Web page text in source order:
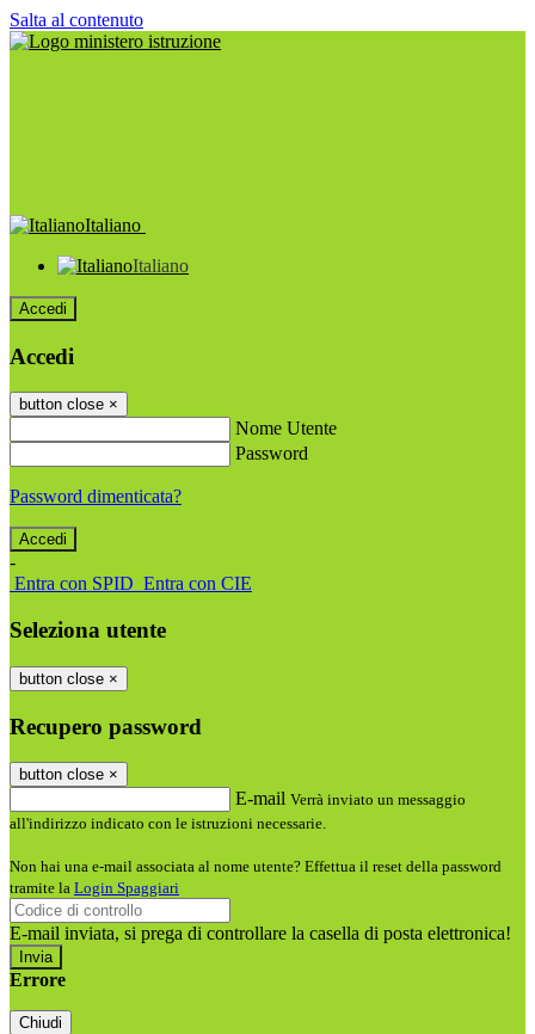
Salta al contenuto
Italiano
Italiano
Accedi
Accedi
button close ×
Nome Utente
Password
Password dimenticata?
-
Entra con SPID Entra con CIE
Seleziona utente
button close ×
Recupero password
button close ×
E-mail Verrà inviato un messaggio
all'indirizzo indicato con le istruzioni necessarie.
Non hai una e-mail associata al nome utente? Effettua il reset della password
tramite la Login Spaggiari
E-mail inviata, si prega di controllare la casella di posta elettronica!
Errore
Chiudi